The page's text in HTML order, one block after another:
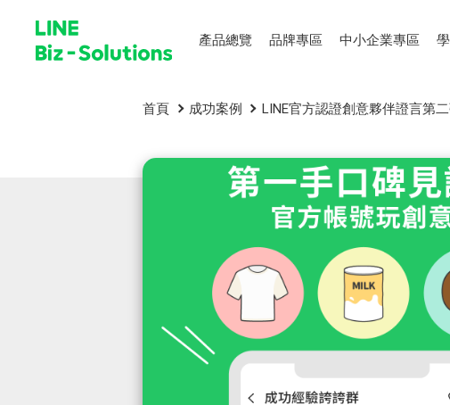
產品總覽 品牌專區 中小企業專區
首頁 成功案例 LINE官方認證創意夥伴證言第